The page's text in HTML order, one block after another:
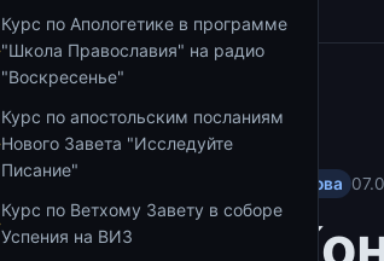
Курс по Апологетике в программе
"Школа Православия" на радио
"Воскресенье"
Курс по апостольским посланиям
Нового Завета "Исследуйте
Писание"
Курс по Ветхому Завету в соборе
Успения на ВИЗ
Главная
Беседа иерея Константина Корепанова